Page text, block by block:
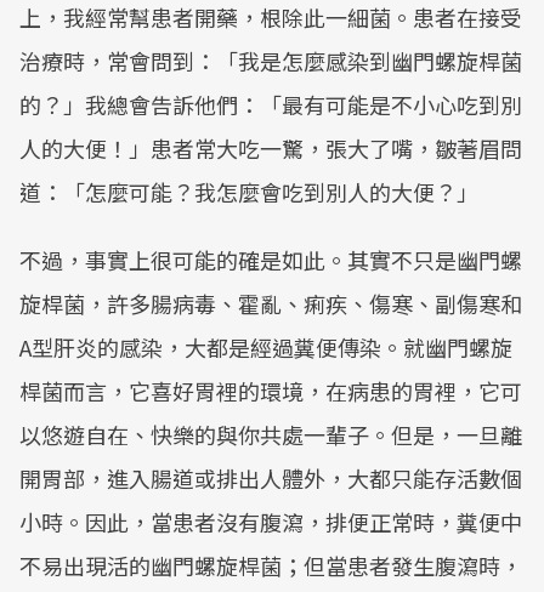
上，我經常幫患者開藥，根除此一細菌。患者在接受
治療時，常會問到：「我是怎麼感染到幽門螺旋桿菌
的？」我總會告訴他們：「最有可能是不小心吃到別
人的大便！」患者常大吃一驚，張大了嘴，皺著眉問
道：「怎麼可能？我怎麼會吃到別人的大便？」
不過，事實上很可能的確是如此。其實不只是幽門螺
旋桿菌，許多腸病毒、霍亂、痢疾、傷寒、副傷寒和
A型肝炎的感染，大都是經過糞便傳染。就幽門螺旋
桿菌而言，它喜好胃裡的環境，在病患的胃裡，它可
以悠遊自在、快樂的與你共處一輩子。但是，一旦離
開胃部，進入腸道或排出人體外，大都只能存活數個
小時。因此，當患者沒有腹瀉，排便正常時，糞便中
不易出現活的幽門螺旋桿菌；但當患者發生腹瀉時，